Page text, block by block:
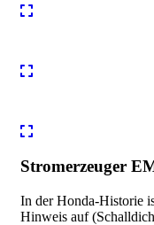
Stromerzeuger
In der Honda-Historie
Hinweis auf